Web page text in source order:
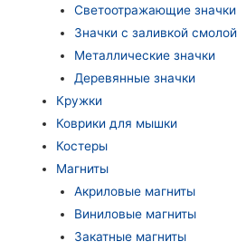
Светоотражающие значки
Значки с заливкой смолой
Металлические значки
Деревянные значки
Кружки
Коврики для мышки
Костеры
Магниты
Акриловые магниты
Виниловые магниты
Закатные магниты